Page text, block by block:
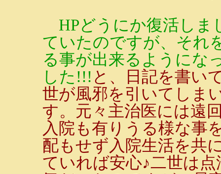
HPどうにか復活し
ていたのですが、それ
る事が出来るようにな
した!!! と、日記を書い
世が風邪を引いてしま
す。元々主治医には遠
入院も有りうる様な事
配もせず入院生活を共
ていれば安心♪二世は